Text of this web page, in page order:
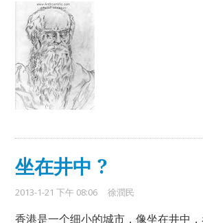
坐在井中 ?
2013-1-21 下午 08:06 徐潤民
香港是一个细小的城市，像坐在井中